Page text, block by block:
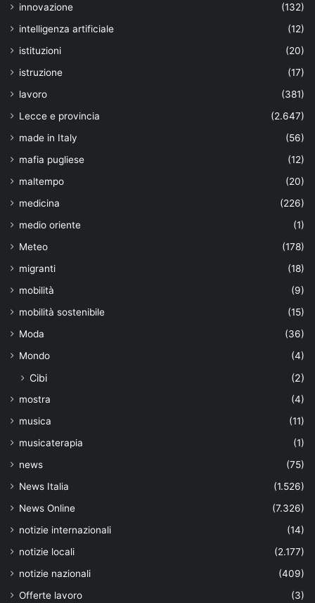
innovazione
(132)
intelligenza artificiale
(12)
istituzioni
(20)
istruzione
(17)
lavoro
(381)
Lecce e provincia
(2.647)
made in Italy
(56)
mafia pugliese
(12)
maltempo
(20)
medicina
(226)
medio oriente
(1)
Meteo
(178)
migranti
(18)
mobilità
(9)
mobilità sostenibile
(15)
Moda
(36)
Mondo
(4)
Cibi (2)
mostra
(4)
musica
(11)
musicaterapia
(1)
news
(75)
News Italia
(1.526)
News Online
(7.326)
notizie internazionali
(14)
notizie locali
(2.177)
notizie nazionali
(409)
Offerte lavoro
(3)